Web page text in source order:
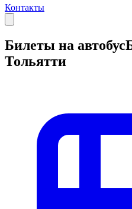
Контакты
Билеты на автобус
Тольятти